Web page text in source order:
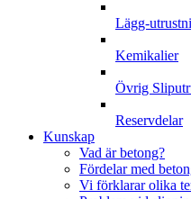
Lägg-
Kemikalier
Övrig
Reservdelar
Kunskap
Vad är betong?
Fördelar med
Vi förklarar olika